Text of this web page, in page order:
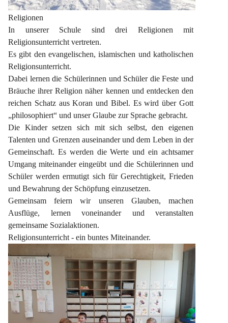
Religionen
In unserer Schule sind drei Religionen mit
Religionsunterricht vertreten.
Es gibt den evangelischen, islamischen und katholischen
Religionsunterricht.
Dabei lernen die Schülerinnen und Schüler die Feste und
Bräuche ihrer Religion näher kennen und entdecken den
reichen Schatz aus Koran und Bibel. Es wird über Gott
„philosophiert“ und unser Glaube zur Sprache gebracht.
Die Kinder setzen sich mit sich selbst, den eigenen
Talenten und Grenzen auseinander und dem Leben in der
Gemeinschaft. Es werden die Werte und ein achtsamer
Umgang miteinander eingeübt und die Schülerinnen und
Schüler werden ermutigt sich für Gerechtigkeit, Frieden
und Bewahrung der Schöpfung einzusetzen.
Gemeinsam feiern wir unseren Glauben, machen
Ausflüge, lernen voneinander und veranstalten
gemeinsame Sozialaktionen.
Religionsunterricht - ein buntes Miteinander.